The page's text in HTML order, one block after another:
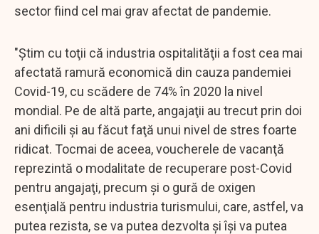
sector fiind cel mai grav afectat de pandemie.
"Ştim cu toţii că industria ospitalităţii a fost cea mai
afectată ramură economică din cauza pandemiei
Covid-19, cu scădere de 74% în 2020 la nivel
mondial. Pe de altă parte, angajaţii au trecut prin doi
ani dificili şi au făcut faţă unui nivel de stres foarte
ridicat. Tocmai de aceea, voucherele de vacanţă
reprezintă o modalitate de recuperare post-Covid
pentru angajaţi, precum şi o gură de oxigen
esenţială pentru industria turismului, care, astfel, va
putea rezista, se va putea dezvolta şi îşi va putea